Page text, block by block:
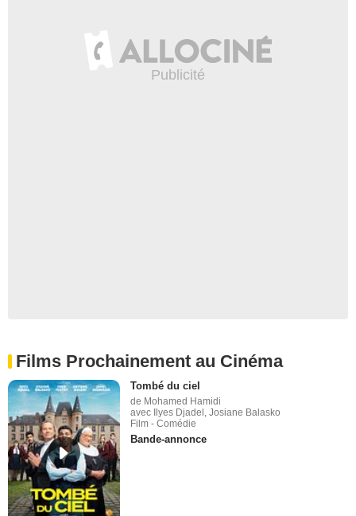
Films Prochainement au Cinéma
Tombé du ciel
de Mohamed Hamidi
avec Ilyes Djadel, Josiane Balasko
Film - Comédie
Bande-annonce